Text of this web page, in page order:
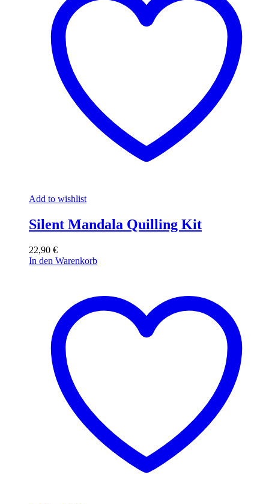
Add to wishlist
Silent Mandala Quilling Kit
22,90 €
In den Warenkorb